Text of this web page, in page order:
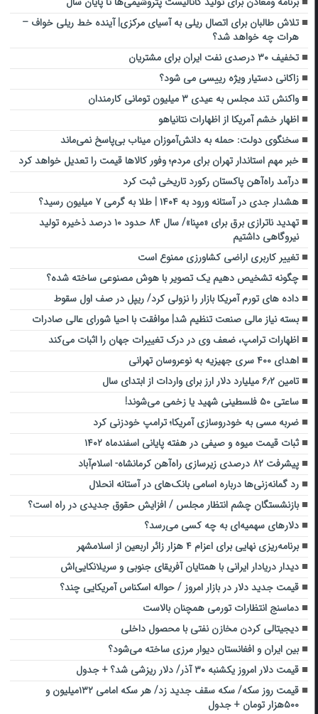
تلاش طالبان برای اتصال ریلی به آسیای مرکزی| آینده خط ریلی خواف –
هرات چه خواهد شد؟
تخفیف ۳۰ درصدی نفت ایران برای مشتریان
زاکانی دستیار ویژه رییسی می شود؟
واکنش تند مجلس به عیدی ۳ میلیون تومانی کارمندان
اظهار خشم آمریکا از اظهارات نتانیاهو
سخنگوی دولت: حمله به دانش‌آموزان میناب بی‌پاسخ نمی‌ماند
خبر مهم استاندار تهران برای مردم؛ وفور کالاها قیمت را تعدیل خواهد کرد
درآمد راه‌آهن پاکستان رکورد تاریخی ثبت کرد
هشدار جدی در آستانه ورود به ۱۴۰۴ | طلا به گرمی ۷ میلیون رسید؟
تهدید ناترازی برق برای «مپنا»/ سال ۸۴ حدود ۱۰ درصد ذخیره تولید
نیروگاهی داشتیم
تغییر کاربری اراضی کشاورزی ممنوع است
چگونه تشخیص دهیم یک تصویر با هوش مصنوعی ساخته شده؟
داده های تورم آمریکا بازار را نزولی کرد/ ریپل در صف اول سقوط
بسته نیاز مالی صنعت تنظیم شد| موافقت با احیا شورای عالی صادرات
اظهارات ترامپ، ضعف وی در درک تغییرات جهان را اثبات می‌کند
اهدای ۴۰۰ سری جهیزیه به نوعروسان تهرانی
تامین ۶٫۲ میلیارد دلار ارز برای واردات از ابتدای سال
ساعتی ۵۰ فلسطینی شهید یا زخمی می‌شوند!
ضربه مسی به خودروسازی آمریکا؛ ترامپ خودزنی کرد
ثبات قیمت میوه و صیفی در هفته پایانی اسفندماه ۱۴۰۲
پیشرفت ۸۲ درصدی زیرسازی راه‌آهن کرمانشاه- اسلام‌آباد
رد گمانه‌زنی‌ها درباره اسامی بانک‌های در آستانه انحلال
بازنشستگان چشم انتظار مجلس / افزایش حقوق جدیدی در راه است؟
دلارهای سهمیه‌ای به چه کسی می‌رسد؟
برنامه‌ریزی نهایی برای اعزام ۴ هزار زائر اربعین از اسلامشهر
دیدار دریادار ایرانی با همتایان آفریقای جنوبی و سریلانکایی‌اش
قیمت جدید دلار در بازار امروز / حواله اسکناس آمریکایی چند؟
دماسنج انتظارات تورمی همچنان بالاست
دیجیتالی کردن مخازن نفتی با محصول داخلی
بین ایران و افغانستان دیوار مرزی ساخته می‌شود؟
قیمت دلار امروز یکشنبه ۳۰ آذر/ دلار ریزشی شد؟ + جدول
قیمت روز سکه/ سکه سقف جدید زد/ هر سکه امامی ۱۳۲میلیون و
۵۰۰هزار تومان + جدول